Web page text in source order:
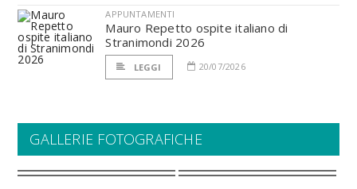
APPUNTAMENTI
Mauro Repetto ospite italiano di
Stranimondi 2026
LEGGI 20/07/2026
GALLERIE FOTOGRAFICHE